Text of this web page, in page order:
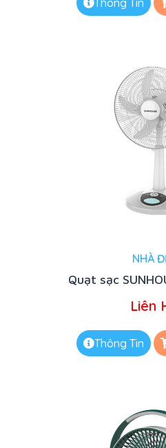
Thông Tin
NHÀ
Quạt sạc
Liên
Thông Tin